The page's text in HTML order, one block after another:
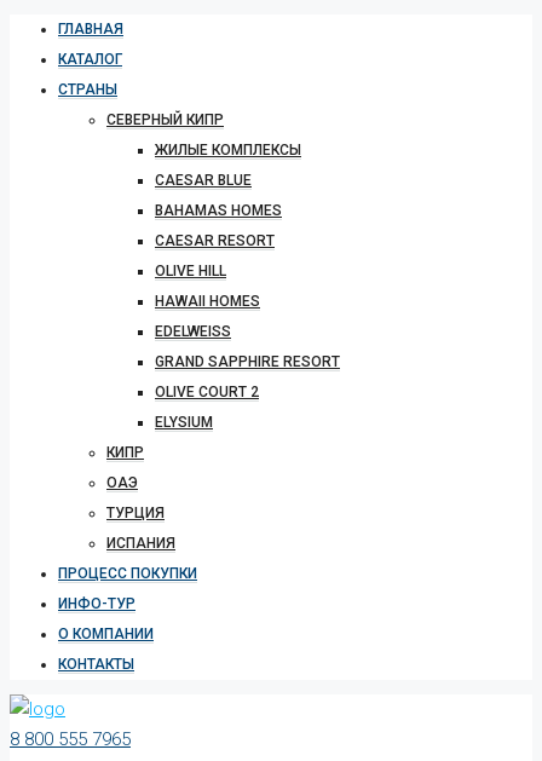
ГЛАВНАЯ
КАТАЛОГ
СТРАНЫ
СЕВЕРНЫЙ КИПР
ЖИЛЫЕ КОМПЛЕКСЫ
CAESAR BLUE
BAHAMAS HOMES
CAESAR RESORT
OLIVE HILL
HAWAII HOMES
EDELWEISS
GRAND SAPPHIRE RESORT
OLIVE COURT 2
ELYSIUM
КИПР
ОАЭ
ТУРЦИЯ
ИСПАНИЯ
ПРОЦЕСС ПОКУПКИ
ИНФО-ТУР
О КОМПАНИИ
КОНТАКТЫ
8 800 555 7965